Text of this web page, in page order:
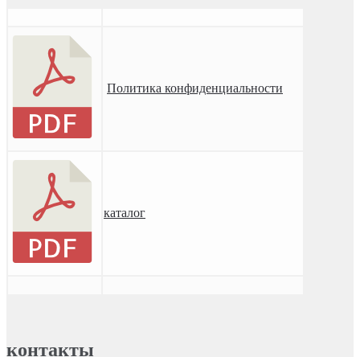
Политика конфиденциальности
каталог
контакты